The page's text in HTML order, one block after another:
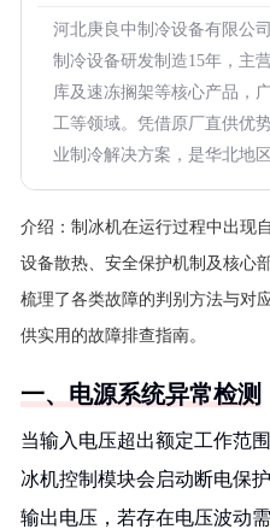
河北庚良中制冷设备有限公
制冷设备研发制造15年，主
库及速冻搁架等核心产品，
工等领域。凭借原厂直供优
业制冷解决方案，是华北地
介绍： 制冰机在运行过程中出现
设备散热、安全保护机制及核心
梳理了各类故障的判别方法与对
供实用的故障排查指南。
一、电源系统异常检测
当输入电压超出额定工作范
冰机控制模块会启动断电保
输出电压，若存在电压波动